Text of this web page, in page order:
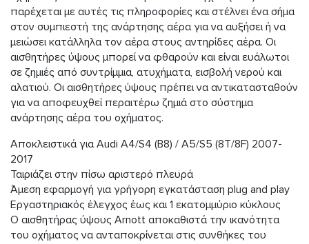
παρέχεται με αυτές τις πληροφορίες και στέλνει ένα σήμα
στον συμπιεστή της ανάρτησης αέρα για να αυξήσει ή να
μειώσει κατάλληλα τον αέρα στους αντηρίδες αέρα. Οι
αισθητήρες ύψους μπορεί να φθαρούν και είναι ευάλωτοι
σε ζημιές από συντρίμμια, ατυχήματα, εισβολή νερού και
αλατιού. Οι αισθητήρες ύψους πρέπει να αντικατασταθούν
για να αποφευχθεί περαιτέρω ζημιά στο σύστημα
ανάρτησης αέρα του οχήματος.
Αποκλειστικά για Audi A4/S4 (B8) / A5/S5 (8T/8F) 2007-
2017
Ταιριάζει στην πίσω αριστερό πλευρά
Άμεση εφαρμογή για γρήγορη εγκατάσταση plug and play
Εργαστηριακός έλεγχος έως και 1 εκατομμύριο κύκλους
Ο αισθητήρας ύψους Arnott αποκαθιστά την ικανότητα
του οχήματος να ανταποκρίνεται στις συνθήκες του